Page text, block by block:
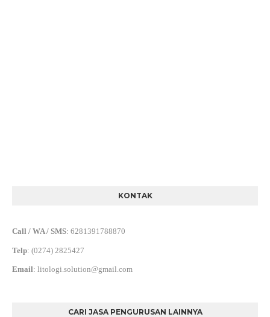
KONTAK
Call / WA / SMS: 6281391788870
Telp: (0274) 2825427
Email: litologi.solution@gmail.com
CARI JASA PENGURUSAN LAINNYA